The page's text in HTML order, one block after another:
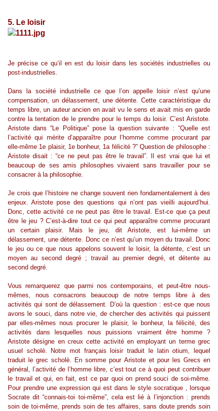
5. Le loisir
Je précise ce qu’il en est du loisir dans les sociétés industrielles ou
post-industrielles.
Dans la société industrielle ce que l’on appelle loisir n’est qu’une
compensation, un délassement, une détente. Cette caractéristique du
temps libre, un auteur ancien en avait vu le sens et avait mis en garde
contre la tentation de le prendre pour le temps du loisir. C’est Aristote.
Aristote dans “Le Politique” pose la question suivante : “Quelle est
l’activité qui mérite d’apparaître pour l’homme comme procurant par
elle-même 1e plaisir, 1e bonheur, 1a félicité ?” Question de philosophe :
Aristote disait : “ce ne peut pas être le travail”. Il est vrai que lui et
beaucoup de ses amis philosophes vivaient sans travailler pour se
consacrer à la philosophie.
Je crois que l’histoire ne change souvent rien fondamentalement à des
enjeux. Aristote pose des questions qui n’ont pas vieilli aujourd’hui.
Donc, cette activité ce ne peut pas être le travail. Est-ce que ça peut
être le jeu ? C’est-à-dire tout ce qui peut apparaître comme procurant
un certain plaisir. Mais le jeu, dit Aristote, est lui-même un
délassement, une détente. Donc ce n’est qu’un moyen du travail. Donc
le jeu ou ce que nous appelons souvent le loisir, la détente, c’est un
moyen au second degré ; travail au premier degré, et détente au
second degré.
Vous remarquerez que parmi nos contemporains, et peut-être nous-
mêmes, nous consacrons beaucoup de notre temps libre à des
activités qui sont de délassement. D’où la question : est-ce que nous
avons le souci, dans notre vie, de chercher des activités qui puissent
par elles-mêmes nous procurer le plaisir, le bonheur, la félicité, des
activités dans lesquelles nous puissions vraiment être homme ?
Aristote désigne en creux cette activité en employant un terme grec
usuel scholè. Notre mot français loisir traduit le latin otium, lequel
traduit le grec scholè. En somme pour Aristote et pour les Grecs en
général, l’activité de l’homme libre, c’est tout ce à quoi peut contribuer
le travail et qui, en fait, est ce par quoi on prend souci de soi-même.
Pour prendre une expression qui est dans le style socratique , lorsque
Socrate dit “connais-toi toi-même”, cela est lié à l’injonction : prends
soin de toi-même, prends soin de tes affaires, sans doute prends soin